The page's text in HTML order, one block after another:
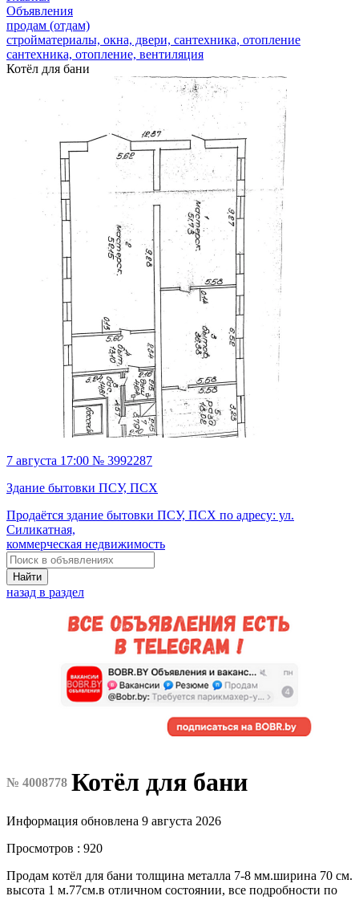
Объявления
продам (отдам)
стройматериалы, окна, двери, сантехника, отопление
сантехника, отопление, вентиляция
Котёл для бани
7 августа 17:00 № 3992287
Здание бытовки ПСУ, ПСХ
Продаётся здание бытовки ПСУ, ПСХ по адресу: ул.
Силикатная,
коммерческая недвижимость
Найти
назад в раздел
№ 4008778 Котёл для бани
Информация обновлена 9 августа 2026
Просмотров : 920
Продам котёл для бани толщина металла 7-8 мм.ширина 70 см.
высота 1 м.77см.в отличном состоянии, все подробности по